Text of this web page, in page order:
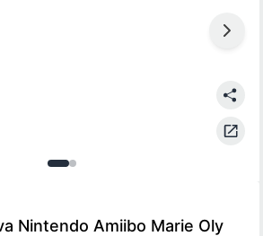
ImagenImagen
Nintendo Amiibo Marie Oly